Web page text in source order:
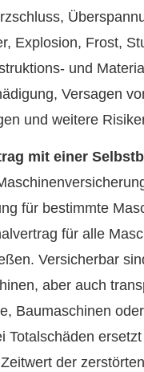
Explosion, Frost,
und
Versagen
und weitere
mit einer
für bestimmte
für alle
Versicherbar
aber auch
Baumaschinen oder
Totalschäden
der